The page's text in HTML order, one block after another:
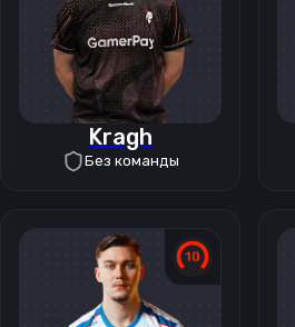
Kragh
Без команды